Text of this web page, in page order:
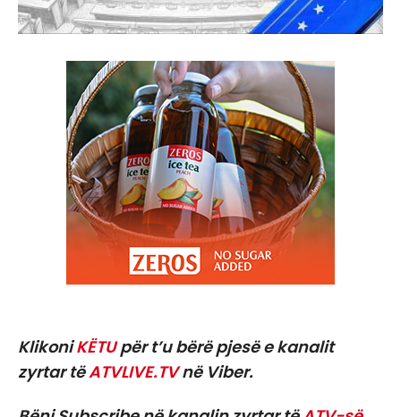
KlikoniKËTUpër t’u bërë pjesë e kanalit
zyrtar tëATVLIVE.TVnë Viber.